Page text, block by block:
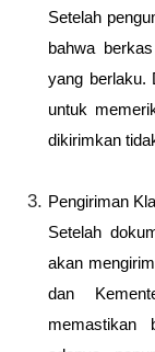
Setelah
bahwa
yang berlaku.
untuk
dikirimkan
Pengiriman
Setelah
akan
dan
memastikan